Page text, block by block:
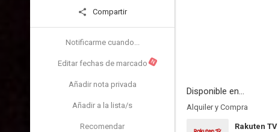
Compartir
Notificarme cuando...
Editar fechas de marcado N
Añadir nota privada
Añadir a la lista/s
Recomendar
Disponible en...
Alquiler y Compra
Rakuten TV